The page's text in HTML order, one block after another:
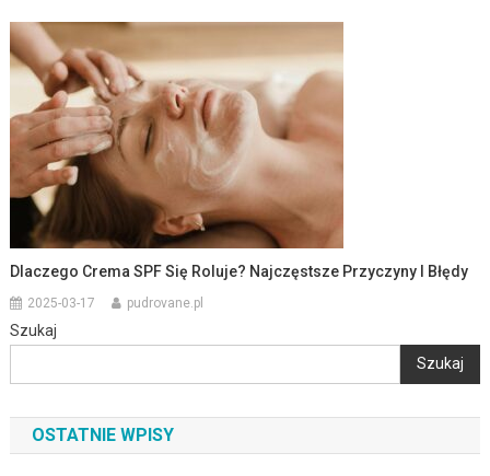
Dlaczego Crema SPF Się Roluje? Najczęstsze Przyczyny I Błędy
2025-03-17 pudrovane.pl
Szukaj
Szukaj
OSTATNIE WPISY